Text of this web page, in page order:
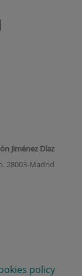
Jiménez Díaz
28003-Madrid
policy